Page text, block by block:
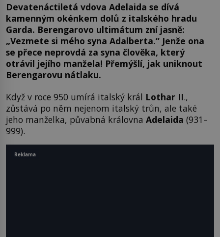
Devatenáctiletá vdova Adelaida se dívá
kamenným okénkem dolů z italského hradu
Garda. Berengarovo ultimátum zní jasně:
„Vezmete si mého syna Adalberta.“ Jenže ona
se přece neprovdá za syna člověka, který
otrávil jejího manžela! Přemýšlí, jak uniknout
Berengarovu nátlaku.
Když v roce 950 umírá italský král Lothar II.,
zůstává po něm nejenom italský trůn, ale také
jeho manželka, půvabná královna Adelaida (931–
999).
Reklama